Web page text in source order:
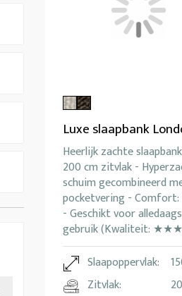
Luxe slaapbank
Heerlijk zachte
200 cm zitvlak -
schuim gecombineerd
pocketvering -
- Geschikt voor alledaags
gebruik (Kwaliteit:
Slaapoppervlak:
Zitvlak: